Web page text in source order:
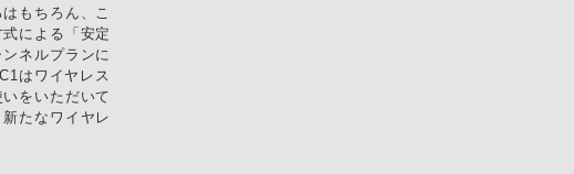
もちろん、こ
による「安定
ネルプランに
はワイヤレス
をいただいて
たなワイヤレ